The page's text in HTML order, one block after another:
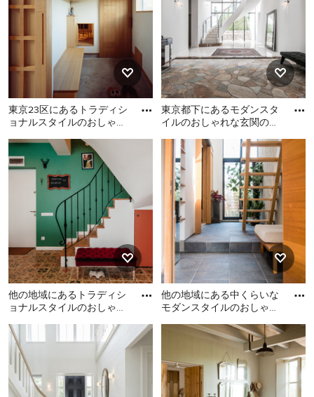
ッドルーム (ベージュの壁、
淡色無垢フローリング) の写
真
東京23区にあるトラディシ
ョナルスタイルのおしゃれ
コンクリートの床、木目調
東京23区にあるトラディシ
ョナルスタイルのおしゃれ
な玄関ラウンジ (白い壁、コ
ンクリートの床、木目調の
ドア) の写真
東京都下にあるモダンスタ
イルのおしゃれな玄関の写
東京都下にあるモダンスタ
イルのおしゃれな玄関の写
他の地域にあるトラディシ
ョナルスタイルのおしゃれ
色い床) の写真
他の地域にあるトラディシ
ョナルスタイルのおしゃれ
な玄関ロビー (緑の壁、茶色
い床) の写真
他の地域にある中くらいな
モダンスタイルのおしゃれ
器タイルの床、木目調のド
他の地域にある中くらいな
モダンスタイルのおしゃれ
な玄関ホール (白い壁、磁器
タイルの床、木目調のド
ア、グレーの床) の写真